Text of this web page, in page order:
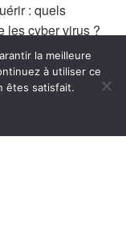
: quels
les cyber virus ?
améliorer,
Poste partout
mieux
nos territoires
la meilleure
à utiliser ce
êtes satisfait.